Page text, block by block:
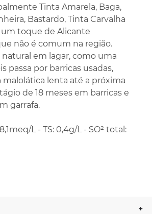
Tinta Amarela, Baga,
Bastardo, Tinta Carvalha
toque de Alicante
não é comum na região.
em lagar, como uma
passa por barricas usadas,
malolática lenta até a próxima
de 18 meses em barricas e
garrafa.
L - TS: 0,4g/L - SO² total:
+